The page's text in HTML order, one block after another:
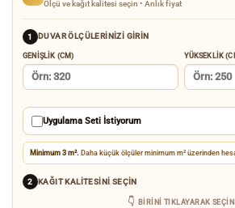
Ölçü ve kağıt kalitesi seçin • Anlık fiyat
1 DUVAR ÖLÇÜLERINIZI GIRIN
GENIŞLIK (CM) YÜKSEKLIK
Uygulama Seti İstiyorum
Minimum 3 m². Daha küçük ölçüler minimum m² üzerinden
2 KAĞIT KALITESINI SEÇIN
BIRINI TIKLAYARAK SEÇIN